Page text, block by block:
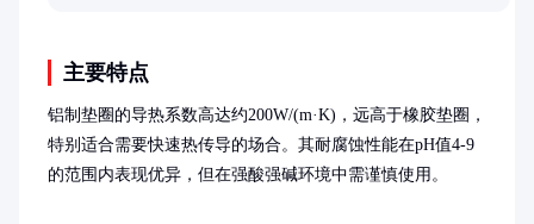
主要特点
铝制垫圈的导热系数高达约200W/(m·K)，远高于橡胶垫圈，
特别适合需要快速热传导的场合。其耐腐蚀性能在pH值4-9
的范围内表现优异，但在强酸强碱环境中需谨慎使用。